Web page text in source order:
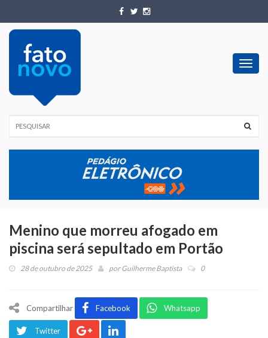
Menino que morreu afogado em
piscina será sepultado em Portão
28 de outubro de 2025 porGuilherme Baptista 0
Compartilhar Facebook Whatsapp
Twitter